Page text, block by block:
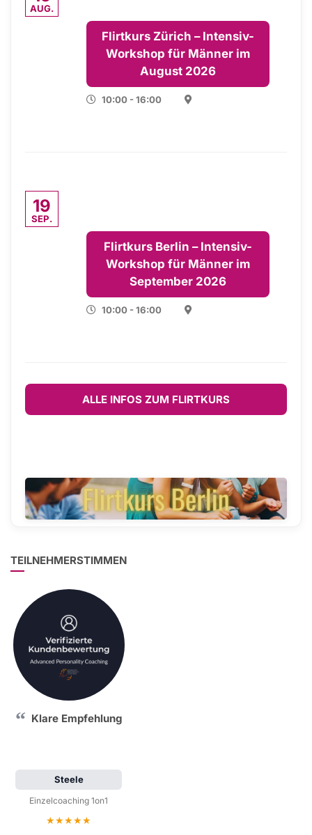
AUG.
Flirtkurs Zürich – Intensiv-
Workshop für Männer im
August 2026
10:00 - 16:00
19
SEP.
Flirtkurs Berlin – Intensiv-
Workshop für Männer im
September 2026
10:00 - 16:00
ALLE INFOS ZUM FLIRTKURS
TEILNEHMERSTIMMEN
Klare Empfehlung
Steele
Einzelcoaching 1on1
Bewertung: 5 von 5 Sternen